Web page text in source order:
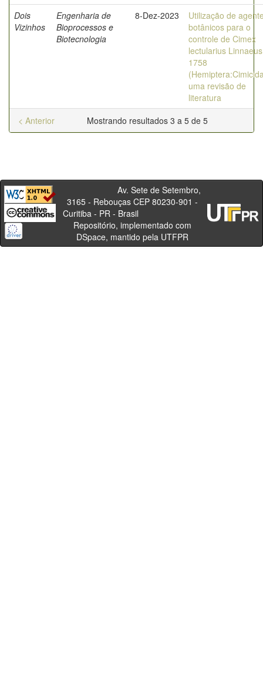
Dois
Vizinhos
Engenharia de
Bioprocessos e
Biotecnologia
8-Dez-2023
Utilização de
botânicos para o
controle de Cimex
lectularius
1758
uma revisão de
literatura
Mostrando resultados 3 a 5 de 5
< Anterior
Av. Sete de Setembro,
3165 - Rebouças CEP 80230-901 -
Curitiba - PR - Brasil
Repositório, implementado com
DSpace, mantido pela UTFPR